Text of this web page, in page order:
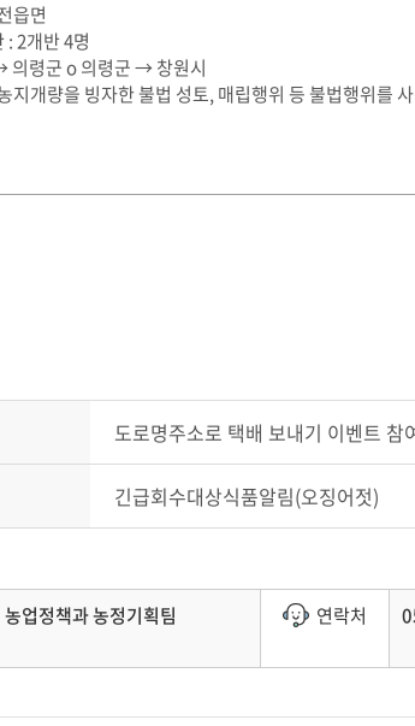
읍면
: 2개반 4명
의령군 o 의령군 → 창원시
지개량을 빙자한 불법 성토, 매립행위 등 불법행위를
도로명주소로 택배 보내기 이벤트 참
긴급회수대상식품알림(오징어젓)
농업정책과 농정기획팀 연락처